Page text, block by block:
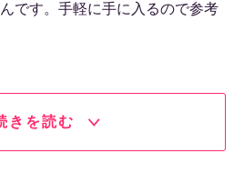
です。手軽に手に入るので参考
きを読む